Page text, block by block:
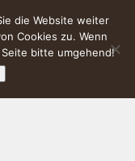
die Website weiter
Cookies zu. Wenn
bitte umgehend!